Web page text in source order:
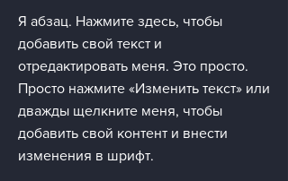
Я абзац. Нажмите здесь, чтобы
добавить свой текст и
отредактировать меня. Это просто.
Просто нажмите «Изменить текст» или
дважды щелкните меня, чтобы
добавить свой контент и внести
изменения в шрифт.